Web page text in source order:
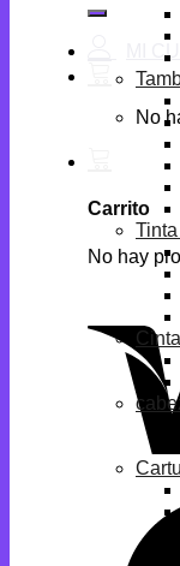
No
Carrito
No hay